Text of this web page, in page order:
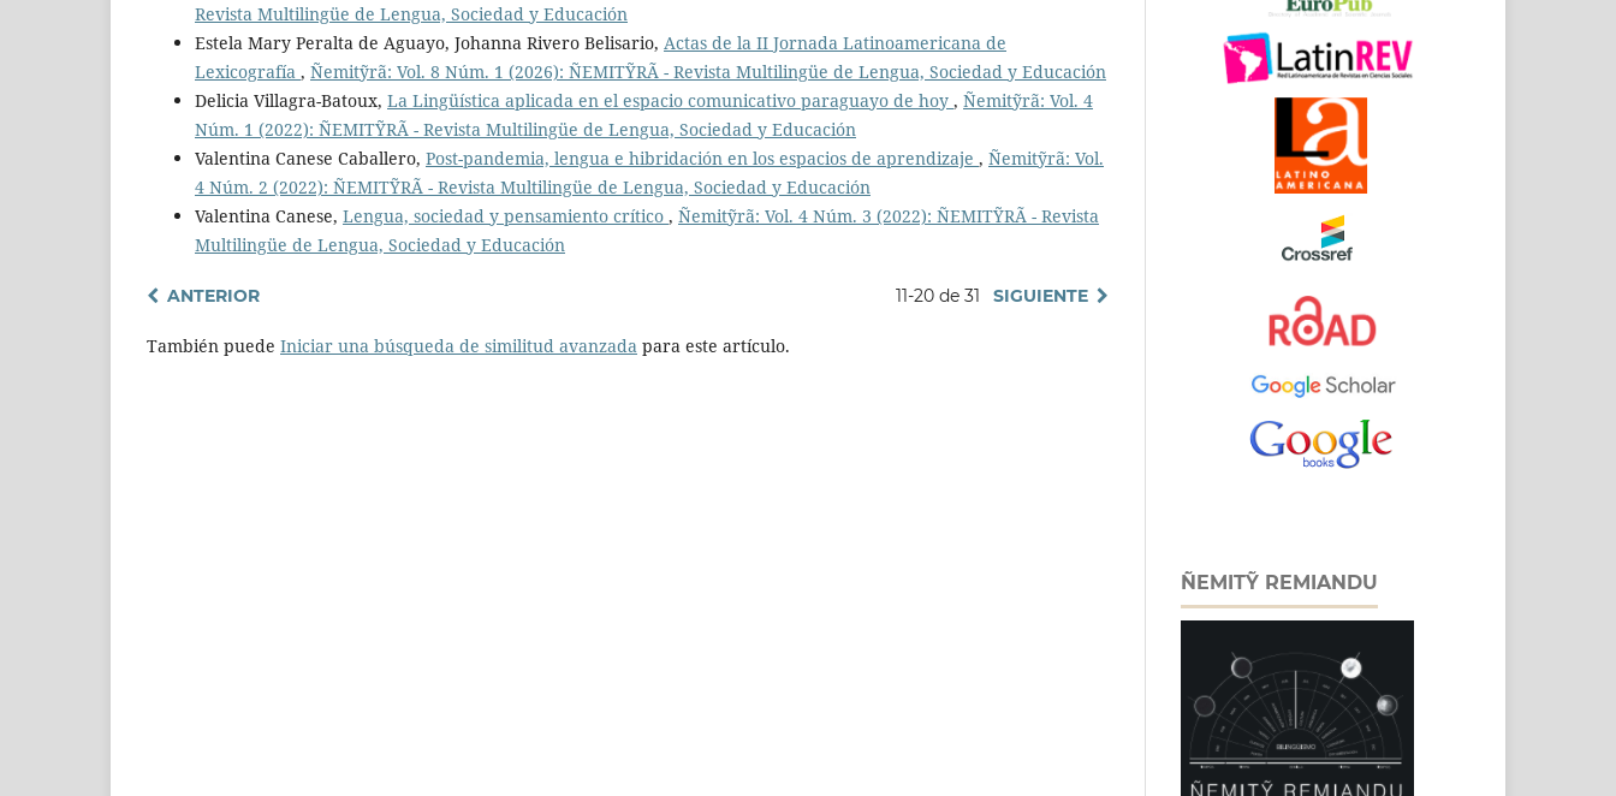
Revista Multilingüe de Lengua, Sociedad y Educación
Estela Mary Peralta de Aguayo, Johanna Rivero Belisario, Actas de la II Jornada Latinoamericana de
Lexicografía , Ñemitỹrã: Vol. 8 Núm. 1 (2026): ÑEMITỸRÃ - Revista Multilingüe de Lengua, Sociedad y Educación
Delicia Villagra-Batoux, La Lingüística aplicada en el espacio comunicativo paraguayo de hoy , Ñemitỹrã: Vol. 4
Núm. 1 (2022): ÑEMITỸRÃ - Revista Multilingüe de Lengua, Sociedad y Educación
Valentina Canese Caballero, Post-pandemia, lengua e hibridación en los espacios de aprendizaje , Ñemitỹrã: Vol.
4 Núm. 2 (2022): ÑEMITỸRÃ - Revista Multilingüe de Lengua, Sociedad y Educación
Valentina Canese, Lengua, sociedad y pensamiento crítico , Ñemitỹrã: Vol. 4 Núm. 3 (2022): ÑEMITỸRÃ - Revista
Multilingüe de Lengua, Sociedad y Educación
ANTERIOR 11-20 de 31 SIGUIENTE
También puede Iniciar una búsqueda de similitud avanzada para este artículo.
ÑEMITỸ REMIANDU